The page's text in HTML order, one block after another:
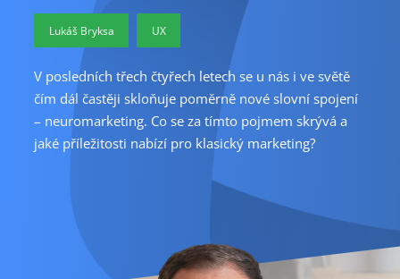
Lukáš Bryksa UX
V posledních třech čtyřech letech se u nás i ve světě
čím dál častěji skloňuje poměrně nové slovní spojení
– neuromarketing. Co se za tímto pojmem skrývá a
jaké příležitosti nabízí pro klasický marketing?